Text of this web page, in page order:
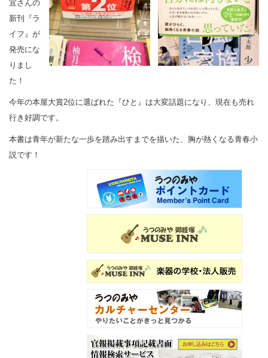
宜さんの
新刊『ラ
イフ』が
発売にな
りまし
た！
今年の本屋大賞2位に選ばれた『ひと』は大変話題になり、現在も売れ
行き好調です。
本書は青年が新たな一歩を踏み出すまでを描いた、胸が熱くなる青春小
説です！